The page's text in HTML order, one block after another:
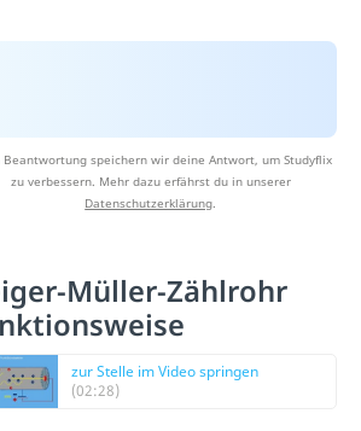
Beantwortung speichern wir deine Antwort, um Studyflix
zu verbessern. Mehr dazu erfährst du in unserer
Datenschutzerklärung.
Müller-Zählrohr
zur Stelle im Video springen
(02:28)